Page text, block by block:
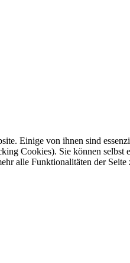
Einige von ihnen sind
Cookies). Sie können selbst
alle Funktionalitäten der Seite